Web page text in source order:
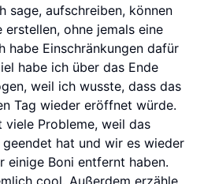
sage, aufschreiben, können
ohne jemals eine
habe Einschränkungen dafür
habe ich über das Ende
weil ich wusste, dass das
Tag wieder eröffnet würde.
Probleme, weil das
hat und wir es wieder
einige Boni entfernt haben.
cool. Außerdem erzähle